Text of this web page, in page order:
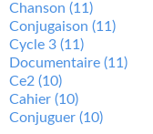
Chanson (11)
Conjugaison (11)
Cycle 3 (11)
Documentaire (11)
Ce2 (10)
Cahier (10)
Conjuguer (10)